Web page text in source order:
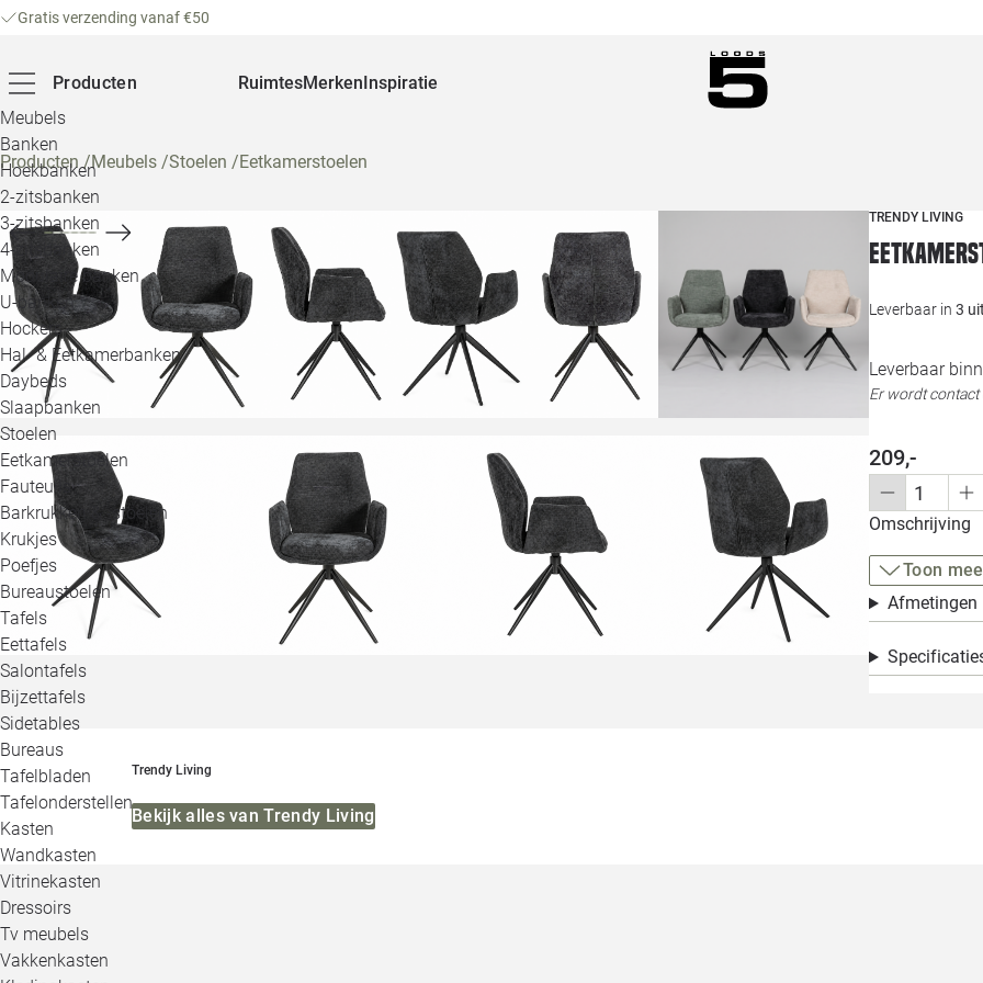
Gratis verzending vanaf €50
Producten
Meubels
Banken
Hoekbanken
2-zitsbanken
3-zitsbanken
4-zitsbanken
Modulaire banken
U-banken
Hockers
Hal- & Eetkamerbanken
Daybeds
Slaapbanken
Stoelen
Eetkamerstoelen
Fauteuils
Barkrukken & -stoelen
Krukjes
Poefjes
Bureaustoelen
Tafels
Eettafels
Salontafels
Bijzettafels
Sidetables
Bureaus
Tafelbladen
Tafelonderstellen
Kasten
Wandkasten
Vitrinekasten
Dressoirs
Tv meubels
Vakkenkasten
RuimtesMerkenInspiratie
Producten/Meubels /Stoelen /Eetkamerstoelen
TRENDY LIVING
Leverbaar in 3
Leverbaar
Er wordt
209,-
Omschrijving
Toon
Afmetingen
Trendy Living
Bekijk alles van Trendy Living